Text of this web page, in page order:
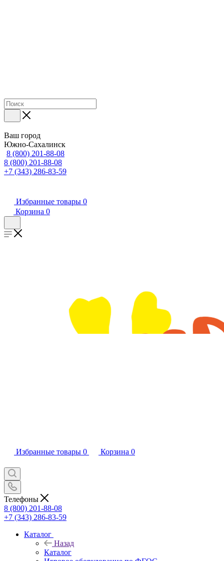
Ваш город
Южно-Сахалинск
8 (800) 201-88-08
8 (800) 201-88-08
+7 (343) 286-83-59
Избранные товары 0
Корзина 0
Избранные товары 0 Корзина 0
Телефоны
8 (800) 201-88-08
+7 (343) 286-83-59
Каталог
Назад
Каталог